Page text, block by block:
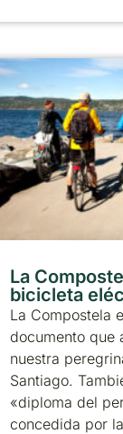
La
bicicleta
La Compostela
documento que
nuestra
Santiago.
«diploma del
concedida por